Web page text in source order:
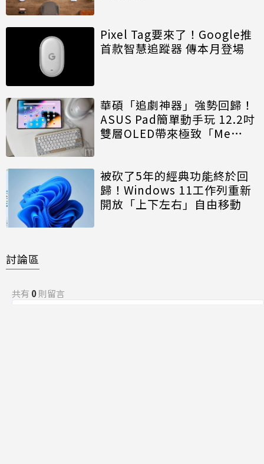
Pixel Tag要來了！Google推
首款智慧追蹤器 傳本月登場
華碩「追劇神器」強勢回歸！
ASUS Pad簡單動手玩 12.2吋
雙層OLED帶來極致「Me
被砍了5年的經典功能終於回
歸！Windows 11工作列重新
開放「上下左右」自由移動
討論區
共有 0則留言